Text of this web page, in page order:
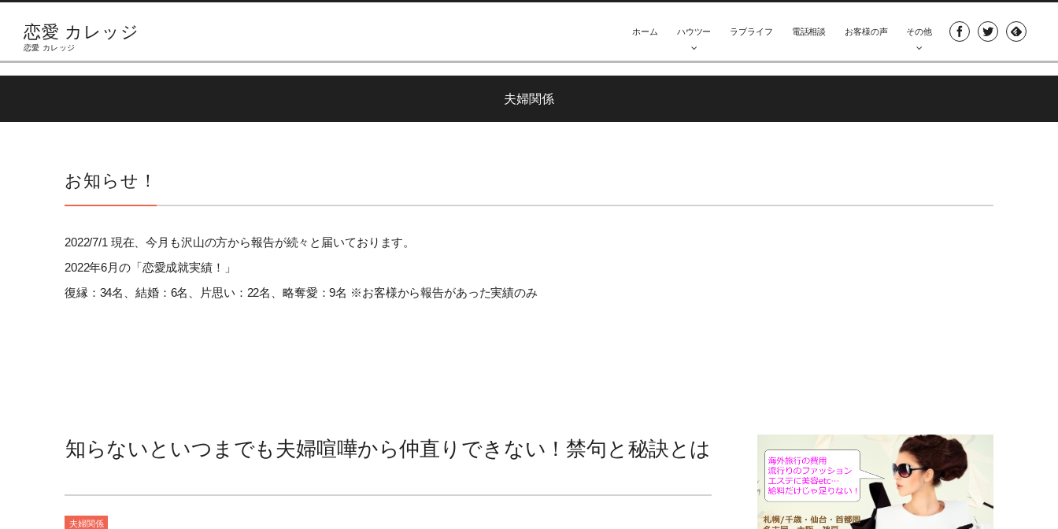
恋愛 カレッジ
恋愛 カレッジ
ホーム ハウツー ラブライフ 電話相談 お客様の声 その他
夫婦関係
お知らせ！
2022/7/1 現在、今月も沢山の方から報告が続々と届いております。
2022年6月の「恋愛成就実績！」
復縁：34名、結婚：6名、片思い：22名、略奪愛：9名 ※お客様から報告があった実績のみ
知らないといつまでも夫婦喧嘩から仲直りできない！禁句と秘訣とは
夫婦関係